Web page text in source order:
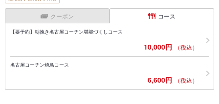
クーポン コース
【要予約】朝挽き名古屋コーチン堪能づくしコース
10,000円 （税込）
名古屋コーチン焼鳥コース
6,600円 （税込）